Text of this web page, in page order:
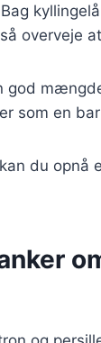
overveje
god
som en
du opnå